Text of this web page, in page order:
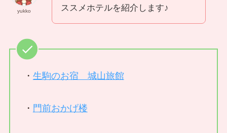
yukko
ススメホテルを紹介します♪
・ 生駒のお宿 城山旅館
・ 門前おかげ楼